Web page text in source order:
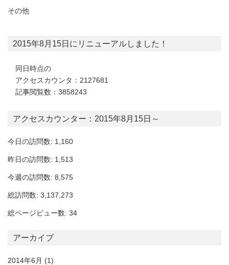
その他
2015年8月15日にリニューアルしました！
同日時点の
アクセスカウンタ：2127681
記事閲覧数：3858243
アクセスカウンター：2015年8月15日～
今日の訪問数: 1,160
昨日の訪問数: 1,513
今週の訪問数: 8,575
総訪問数: 3,137,273
総ページビュー数: 34
アーカイブ
2014年6月 (1)